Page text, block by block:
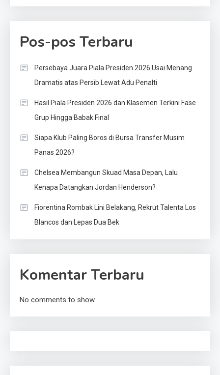
Pos-pos Terbaru
Persebaya Juara Piala Presiden 2026 Usai Menang
Dramatis atas Persib Lewat Adu Penalti
Hasil Piala Presiden 2026 dan Klasemen Terkini Fase
Grup Hingga Babak Final
Siapa Klub Paling Boros di Bursa Transfer Musim
Panas 2026?
Chelsea Membangun Skuad Masa Depan, Lalu
Kenapa Datangkan Jordan Henderson?
Fiorentina Rombak Lini Belakang, Rekrut Talenta Los
Blancos dan Lepas Dua Bek
Komentar Terbaru
No comments to show.